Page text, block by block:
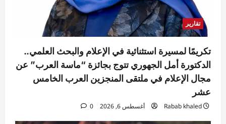
تقارير
تكريمًا لمسيرة استثنائية في الإعلام والبحث العلمي..
الدكتورة أمل الجهوري تتوج بجائزة “ماسة العرب” عن
مجال الإعلام في ملتقى المنجزين العرب الخامس
عشر
Rabab khaled أغسطس 6, 2026 0